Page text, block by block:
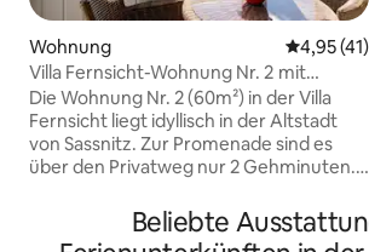
Wohnung
4,95 (41)
Villa Fernsicht-Wohnung Nr. 2 mit
Meerblick- 60m²
Die Wohnung Nr. 2 (60m²) in der Villa
Fernsicht liegt idyllisch in der Altstadt
von Sassnitz. Zur Promenade sind es
über den Privatweg nur 2 Gehminuten.
sind nur etwa 5 Gehminuten entfernt.
Die Whg verfügt über zwei separate
Beliebte